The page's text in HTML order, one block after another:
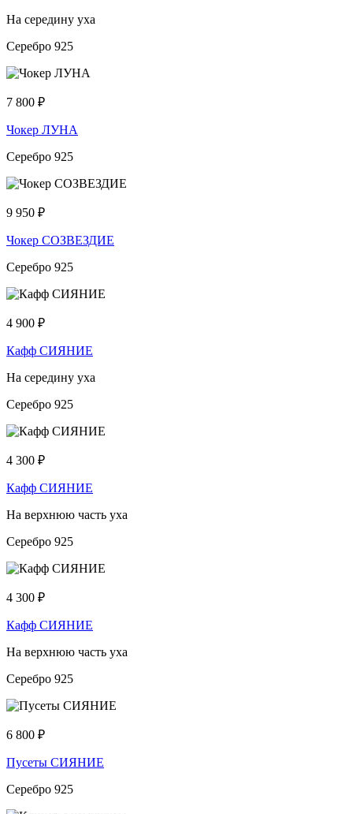
На середину уха
Серебро 925
7 800 ₽
Чокер ЛУНА
Серебро 925
9 950 ₽
Чокер СОЗВЕЗДИЕ
Серебро 925
4 900 ₽
Кафф СИЯНИЕ
На середину уха
Серебро 925
4 300 ₽
Кафф СИЯНИЕ
На верхнюю часть уха
Серебро 925
4 300 ₽
Кафф СИЯНИЕ
На верхнюю часть уха
Серебро 925
6 800 ₽
Пусеты СИЯНИЕ
Серебро 925